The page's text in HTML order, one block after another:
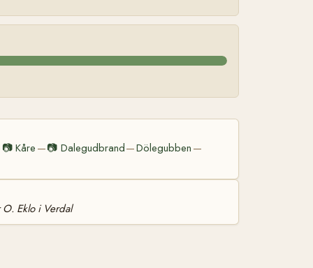
📷Kåre —📷 Dalegudbrand—Dölegubben —
Eklo i Verdal